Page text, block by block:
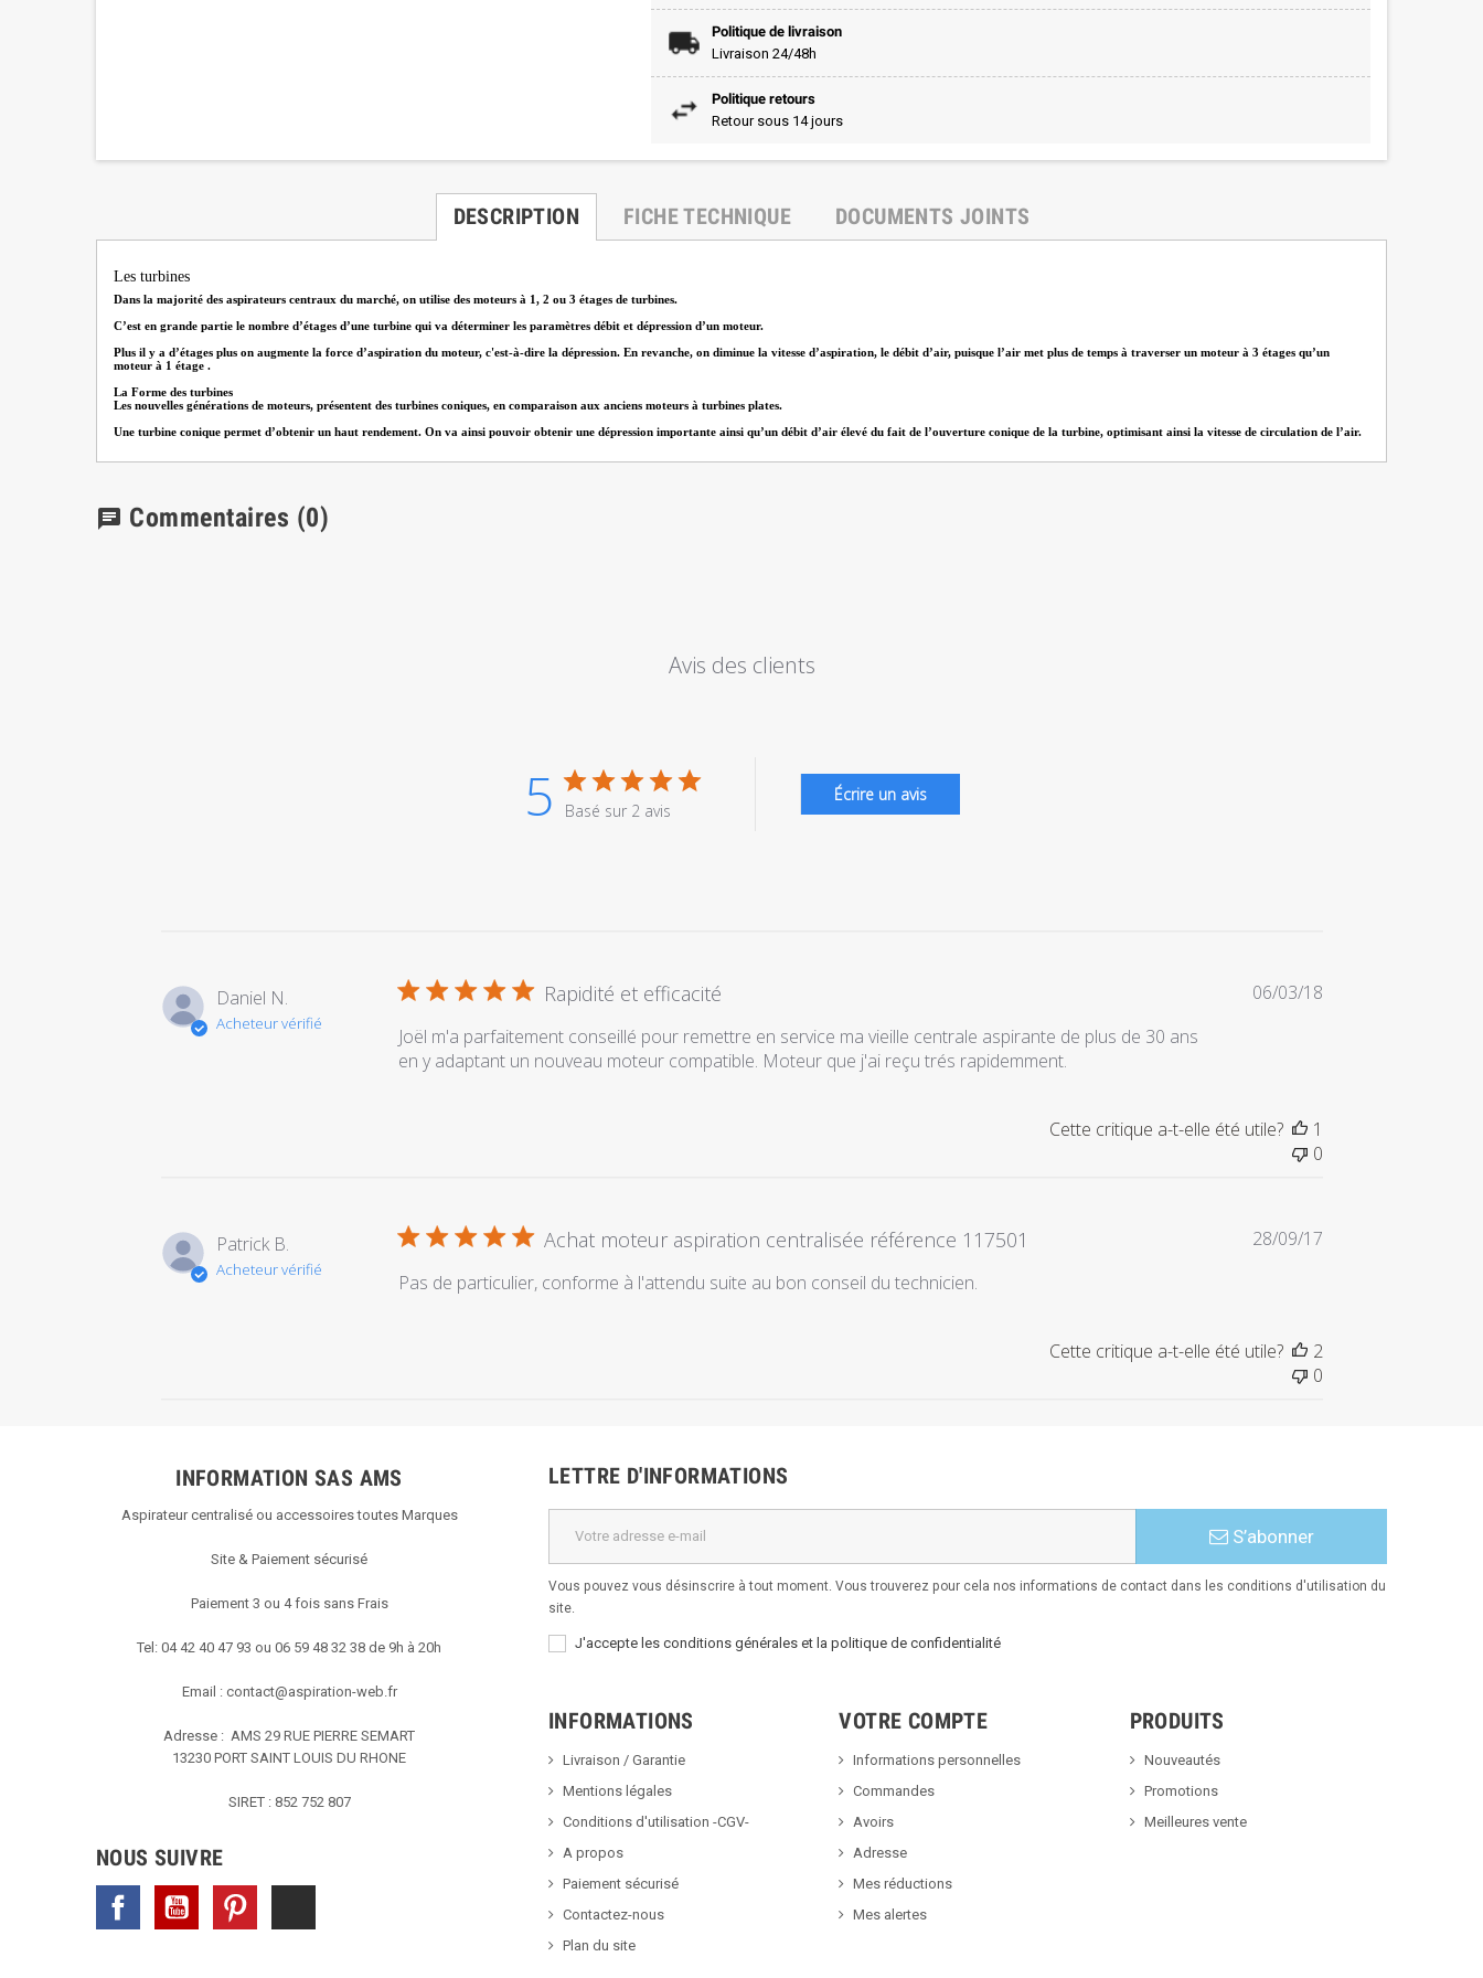
Politique de livraison
Livraison 24/48h
Politique retours
Retour sous 14 jours
DESCRIPTION FICHE TECHNIQUE DOCUMENTS JOINTS
Les turbines
Dans la majorité des aspirateurs centraux du marché, on utilise des moteurs à 1, 2 ou 3 étages de turbines.
C’est en grande partie le nombre d’étages d’une turbine qui va déterminer les paramètres débit et dépression d’un moteur.
Plus il y a d’étages plus on augmente la force d’aspiration du moteur, c'est-à-dire la dépression. En revanche, on diminue la vitesse d’aspiration, le débit d’air, puisque l’air met plus de temps à traverser un moteur à 3 étages qu’un
moteur à 1 étage .
La Forme des turbines
Les nouvelles générations de moteurs, présentent des turbines coniques, en comparaison aux anciens moteurs à turbines plates.
Une turbine conique permet d’obtenir un haut rendement. On va ainsi pouvoir obtenir une dépression importante ainsi qu’un débit d’air élevé du fait de l’ouverture conique de la turbine, optimisant ainsi la vitesse de circulation de l’air.
chat Commentaires (0)
Avis des clients
5 Basé sur 2 avis
Écrire un avis
Daniel N.
Acheteur vérifié
Rapidité et efficacité
Joël m'a parfaitement conseillé pour remettre en service ma vieille centrale aspirante de plus de 30 ans
en y adaptant un nouveau moteur compatible. Moteur que j'ai reçu trés rapidemment.
Date
06/03/18
Cette critique a-t-elle été utile?
1
0
Patrick B.
Acheteur vérifié
Achat moteur aspiration centralisée référence 117501
Pas de particulier, conforme à l'attendu suite au bon conseil du technicien.
Date
28/09/17
Cette critique a-t-elle été utile?
2
0
INFORMATION SAS AMS
Aspirateur centralisé ou accessoires toutes Marques
Site & Paiement sécurisé
Paiement 3 ou 4 fois sans Frais
Tel: 04 42 40 47 93 ou 06 59 48 32 38 de 9h à 20h
Email : contact@aspiration-web.fr
Adresse : AMS 29 RUE PIERRE SEMART
13230 PORT SAINT LOUIS DU RHONE
SIRET : 852 752 807
NOUS SUIVRE
Facebook YouTube
LETTRE D'INFORMATIONS
S’abonner
Vous pouvez vous désinscrire à tout moment. Vous trouverez pour cela nos informations de contact dans les conditions d'utilisation du
site.
J'accepte les conditions générales et la politique de confidentialité
INFORMATIONS
Livraison / Garantie
Mentions légales
Conditions d'utilisation -CGV-
A propos
Paiement sécurisé
Contactez-nous
Plan du site
VOTRE COMPTE
Informations personnelles
Commandes
Avoirs
Adresse
Mes réductions
Mes alertes
PRODUITS
Nouveautés
Promotions
Meilleures vente